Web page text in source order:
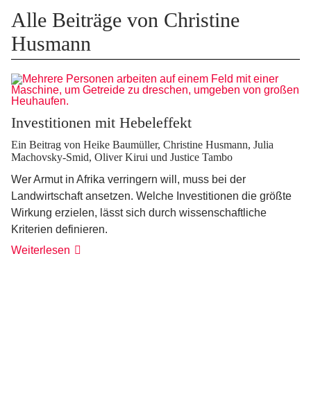
Alle Beiträge von Christine
Husmann
Investitionen mit Hebeleffekt
Ein Beitrag von Heike Baumüller, Christine Husmann, Julia
Machovsky-Smid, Oliver Kirui und Justice Tambo
Wer Armut in Afrika verringern will, muss bei der
Landwirtschaft ansetzen. Welche Investitionen die größte
Wirkung erzielen, lässt sich durch wissenschaftliche
Kriterien definieren.
Weiterlesen